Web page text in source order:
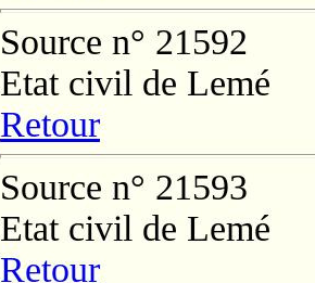
Source n° 21592
Etat civil de Lemé
Retour
Source n° 21593
Etat civil de Lemé
Retour